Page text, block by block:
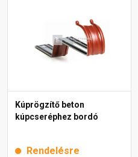
Kúprögzítő beton
kúpcseréphez bordó
Rendelésre